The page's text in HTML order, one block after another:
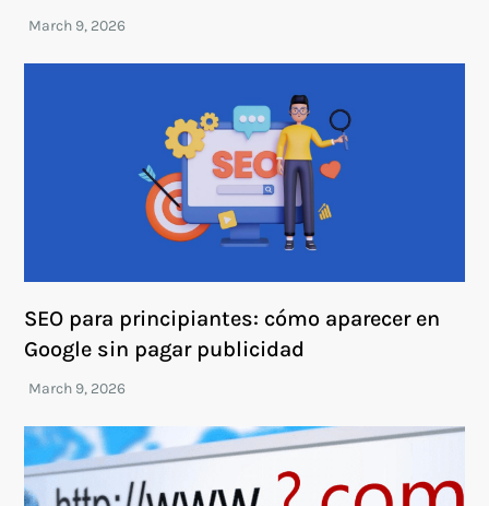
SEO para principiantes: cómo aparecer en
Google sin pagar publicidad